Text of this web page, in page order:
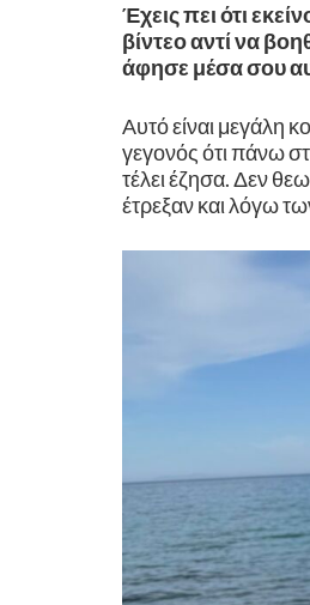
Έχεις πει ότι
βίντεο αντί να
άφησε μέσα σου
Αυτό είναι μεγάλη
γεγονός ότι πάνω
τέλει έζησα. Δεν
έτρεξαν και λόγω